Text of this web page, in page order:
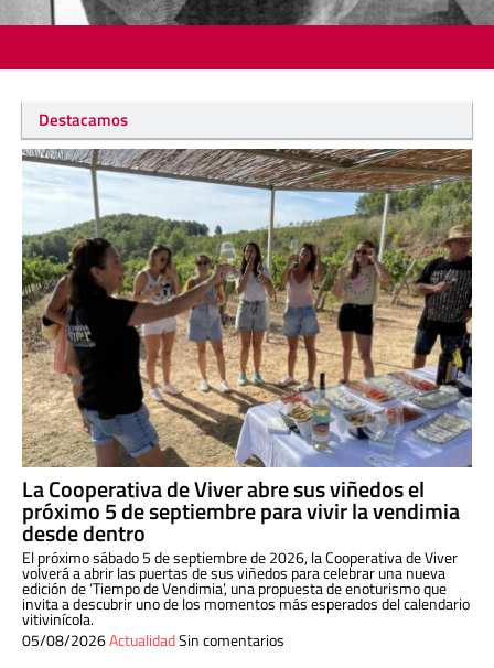
Destacamos
La Cooperativa de Viver abre sus viñedos el
próximo 5 de septiembre para vivir la vendimia
desde dentro
El próximo sábado 5 de septiembre de 2026, la Cooperativa de Viver
volverá a abrir las puertas de sus viñedos para celebrar una nueva
edición de ‘Tiempo de Vendimia’, una propuesta de enoturismo que
invita a descubrir uno de los momentos más esperados del calendario
vitivinícola.
05/08/2026ActualidadSin comentarios